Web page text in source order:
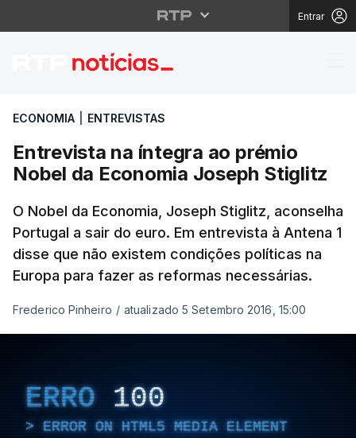
Entrar
Entrevista na íntegra
ECONOMIA ENTREVISTAS
Entrevista na íntegra ao prémio
Nobel da Economia Joseph Stiglitz
O Nobel da Economia, Joseph Stiglitz, aconselha
Portugal a sair do euro. Em entrevista à Antena 1
disse que não existem condições políticas na
Europa para fazer as reformas necessárias.
Frederico Pinheiro / atualizado 5 Setembro 2016, 15:00
ERRO 100
ERROR ON HTML5 MEDIA ELEMENT